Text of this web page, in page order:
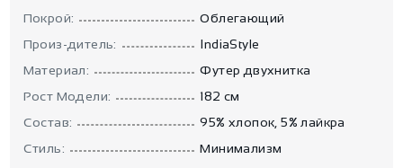
Покрой:
Облегающий
Произ-дитель:
IndiaStyle
Материал:
Футер двухнитка
Рост Модели:
182 см
Состав:
95% хлопок, 5% лайкра
Стиль:
Минимализм